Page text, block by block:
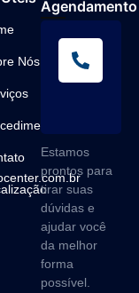
Nós
Agendamento
Estamos
prontos para
tirar suas
dúvidas e
ajudar você
da melhor
forma
possível.